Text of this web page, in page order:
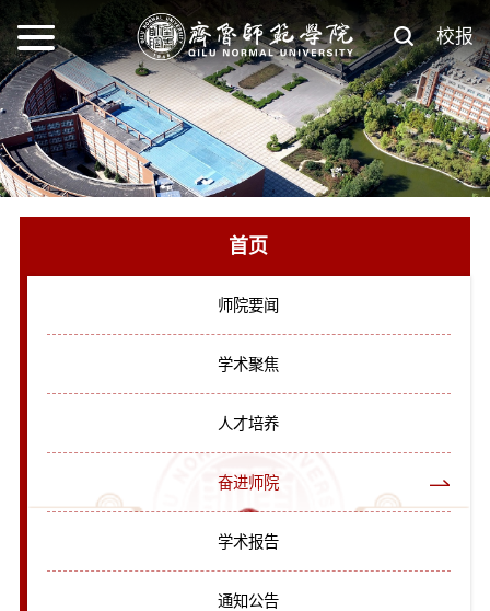
校报
首页
师院要闻
学术聚焦
人才培养
奋进师院
学术报告
通知公告